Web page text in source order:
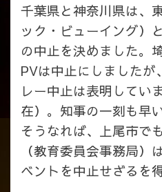
千葉県と神奈川県は、
ック・ビューイング）
の中止を決めました。
PVは中止にしましたが
レー中止は表明してい
在）。知事の一刻も早
そうなれば、上尾市で
（教育委員会事務局）
ベントを中止せざるを